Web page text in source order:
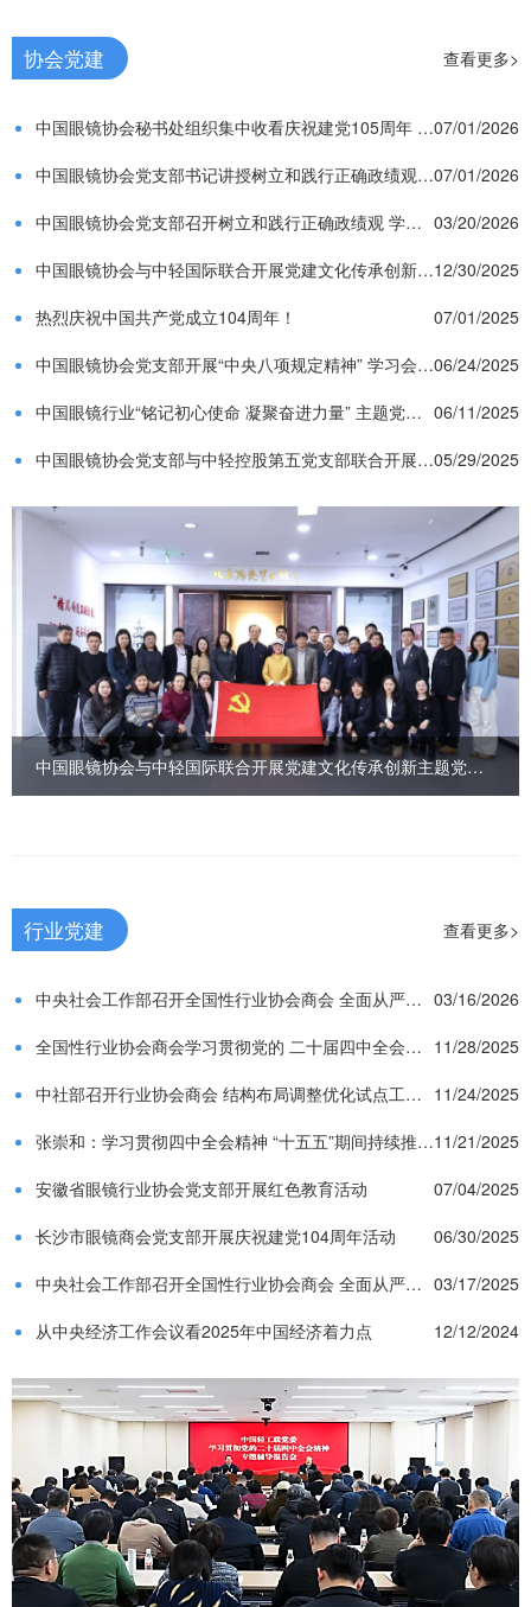
协会党建 查看更多>
中国眼镜协会秘书处组织集中收看庆祝建党105周年 大会直播07/01/2026
中国眼镜协会党支部书记讲授树立和践行正确政绩观学习教育专题党课07/01/2026
中国眼镜协会党支部召开树立和践行正确政绩观 学习教育动员部署会 03/20/2026
中国眼镜协会与中轻国际联合开展党建文化传承创新主题党日活动12/30/2025
热烈庆祝中国共产党成立104周年！
07/01/2025
中国眼镜协会党支部开展“中央八项规定精神” 学习会暨书记讲党课活动06/24/2025
中国眼镜行业“铭记初心使命 凝聚奋进力量” 主题党日活动在武汉举行 06/11/2025
中国眼镜协会党支部与中轻控股第五党支部联合开展“党建+团建”活动05/29/2025
中国眼镜协会与中轻国际联合开展党建文化传承创新主题党日活动
行业党建 查看更多>
中央社会工作部召开全国性行业协会商会 全面从严治党暨警示教育会议 03/16/2026
全国性行业协会商会学习贯彻党的 二十届四中全会精神党组织书记示范培训班在京举办 11/28/2025
中社部召开行业协会商会 结构布局调整优化试点工作动员部署会 11/24/2025
张崇和：学习贯彻四中全会精神 “十五五”期间持续推动轻工八大新质发展11/21/2025
安徽省眼镜行业协会党支部开展红色教育活动
07/04/2025
长沙市眼镜商会党支部开展庆祝建党104周年活动
06/30/2025
中央社会工作部召开全国性行业协会商会 全面从严治党暨警示教育会 03/17/2025
从中央经济工作会议看2025年中国经济着力点
12/12/2024